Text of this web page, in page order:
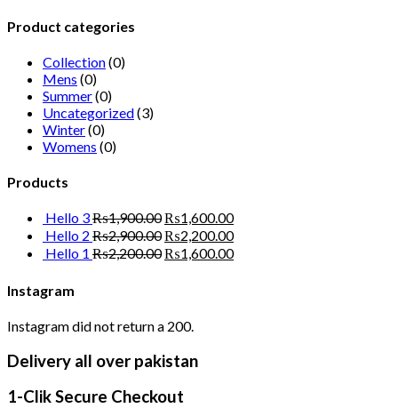
Product categories
Collection(0)
Mens (0)
Summer(0)
Uncategorized(3)
Winter(0)
Womens (0)
Products
Hello 3₨1,900.00₨1,600.00
Hello 2 ₨2,900.00₨2,200.00
Hello 1 ₨2,200.00₨1,600.00
Instagram
Instagram did not return a 200.
Delivery all over pakistan
1-Clik Secure Checkout